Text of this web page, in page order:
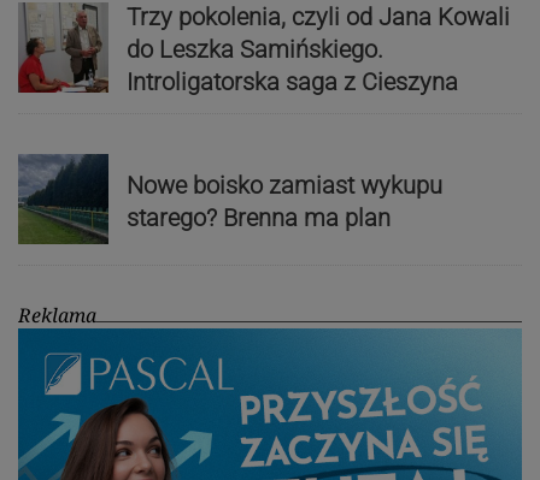
Trzy pokolenia, czyli od Jana Kowali
do Leszka Samińskiego.
Introligatorska saga z Cieszyna
Nowe boisko zamiast wykupu
starego? Brenna ma plan
Reklama